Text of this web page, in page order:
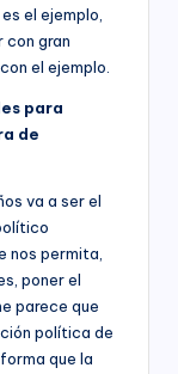
el ejemplo,
con gran
el ejemplo.
para
de
va a ser el
nos permita,
poner el
parece que
política de
que la